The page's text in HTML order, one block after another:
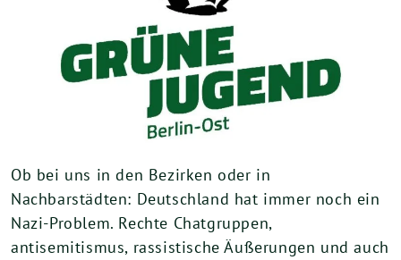
Ob bei uns in den Bezirken oder in
Nachbarstädten: Deutschland hat immer noch ein
Nazi-Problem. Rechte Chatgruppen,
antisemitismus, rassistische Äußerungen und auch